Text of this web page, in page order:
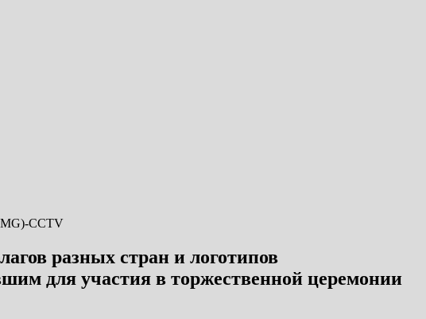
CCTV
разных стран и логотипов
для участия в торжественной церемонии